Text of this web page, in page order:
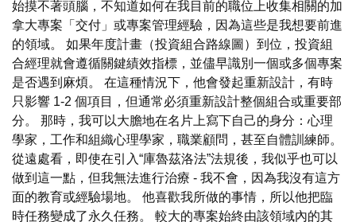
始摸不著頭腦，不知道如何在我目前的職位上收集相關的加
拿大專案「交付」或專案管理經驗，因為這些是我想要前進
的領域。 如果年度計畫（投資組合路線圖）到位，投資組
合經理就會遵循關鍵績效指標，並儘早識別一個或多個專案
是否遇到麻煩。 在這種情況下，他會發起重新設計，有時
只影響 1-2 個項目，但通常必須重新設計整個組合或重要部
分。 那時，我可以大膽地在名片上寫下自己的身分：心理
學家，工作和組織心理學家，職業顧問，甚至自體訓練師。
從遠處看，即使在引入“庫魯茲洛法”法規後，我似乎也可以
做到這一點，但我無法進行治療 - 我不會，因為我沒有這方
面的教育或經驗場地。 他喜歡我所做的事情，所以他把臨
時任務變成了永久任務。 較大的專案始終由該領域內的其